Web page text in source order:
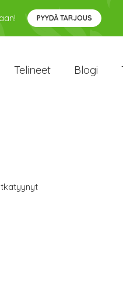
PYYDÄ TARJOUS
Telineet Blogi